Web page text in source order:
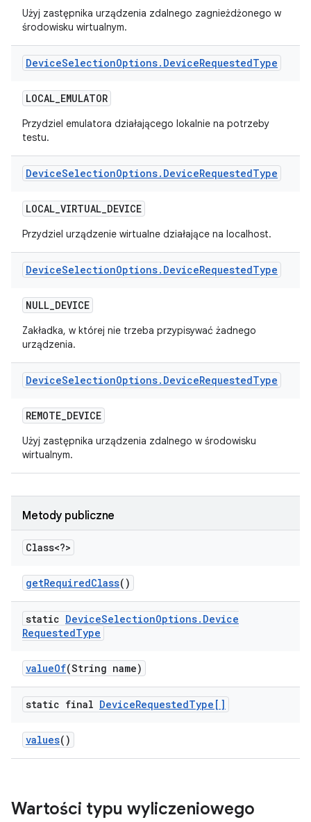
Użyj zastępnika urządzenia zdalnego zagnieżdżonego w
środowisku wirtualnym.
DeviceSelectionOptions. DeviceRequestedType
LOCAL_EMULATOR
Przydziel emulatora działającego lokalnie na potrzeby
testu.
DeviceSelectionOptions. DeviceRequestedType
LOCAL_VIRTUAL_DEVICE
Przydziel urządzenie wirtualne działające na localhost.
DeviceSelectionOptions. DeviceRequestedType
NULL_DEVICE
Zakładka, w której nie trzeba przypisywać żadnego
urządzenia.
DeviceSelectionOptions. DeviceRequestedType
REMOTE_DEVICE
Użyj zastępnika urządzenia zdalnego w środowisku
wirtualnym.
Metody publiczne
Class<?>
getRequiredClass()
static DeviceSelectionOptions. Device
RequestedType
valueOf(String name)
static final DeviceRequestedType[]
values()
Wartości typu wyliczeniowego